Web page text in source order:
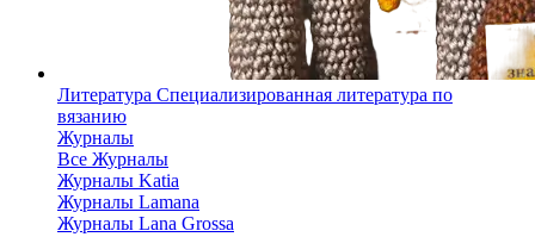
Литература Специализированная литература по
вязанию
Журналы
Все Журналы
Журналы Katia
Журналы Lamana
Журналы Lana Grossa